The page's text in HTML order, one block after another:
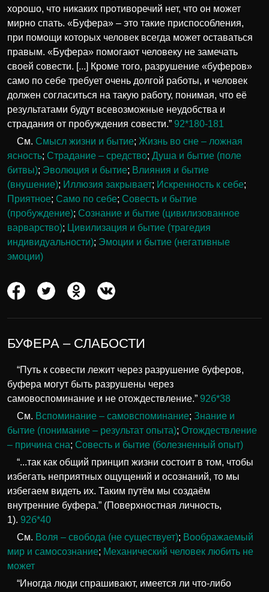
хорошо, что никаких противоречий нет, что он может
мирно спать. «Буфера» – это такие приспособления,
при помощи которых человек всегда может оставаться
правым. «Буфера» помогают человеку не замечать
своей совести. [...] Кроме того, разрушение «буферов»
само по себе требует очень долгой работы, и человек
должен согласиться на такую работу, понимая, что её
результатами будут всевозможные неудобства и
страдания от пробуждения совести.” 92*180-181
См. Смысл жизни и бытие; Жизнь во сне – ложная
ясность; Страдание – средство; Душа и бытие (поле
битвы); Эволюция и бытие; Влияния и бытие
(внушение); Иллюзия закрывает; Искренность к себе;
Приятное; Само по себе; Совесть и бытие
(пробуждение); Сознание и бытие (цивилизованное
варварство); Цивилизация и бытие (трагедия
индивидуальности); Эмоции и бытие (негативные
эмоции)
БУФЕРА – СЛАБОСТИ
“Путь к совести лежит через разрушение буферов,
буфера могут быть разрушены через
самовоспоминание и не отождествление.” 92б*38
См. Вспоминание – самовспоминание; Знание и
бытие (понимание – результат опыта); Отождествление
– причина сна; Совесть и бытие (болезненный опыт)
“...так как общий принцип жизни состоит в том, чтобы
избегать неприятных ощущений и осознаний, то мы
избегаем видеть их. Таким путём мы создаём
внутренние буфера.” (Поверхностная личность,
1). 92б*40
См. Воля – свобода (не существует); Воображаемый
мир и самосознание; Механический человек любить не
может
“Иногда люди спрашивают, имеется ли что-либо